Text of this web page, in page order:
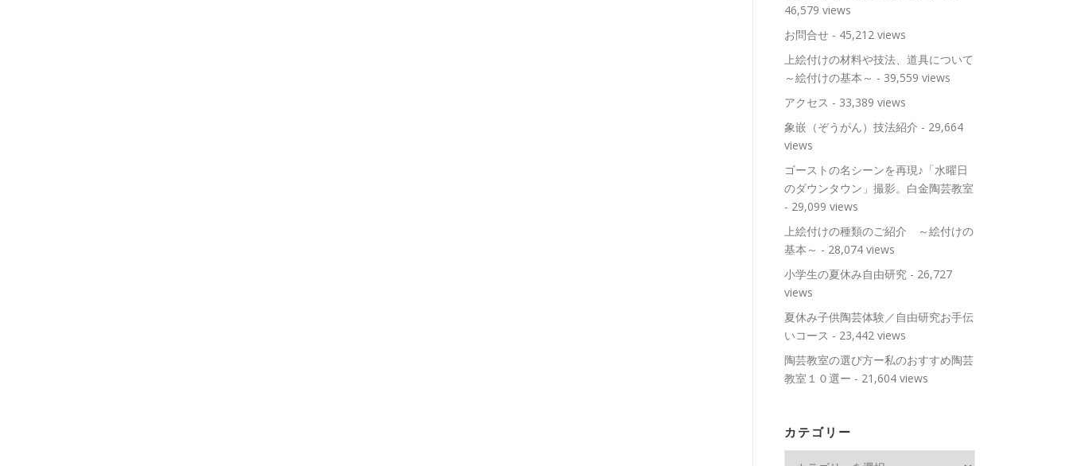
46,579 views
お問合せ - 45,212 views
上絵付けの材料や技法、道具について
～絵付けの基本～ - 39,559 views
アクセス - 33,389 views
象嵌（ぞうがん）技法紹介 - 29,664
views
ゴーストの名シーンを再現♪「水曜日
のダウンタウン」撮影。白金陶芸教室
- 29,099 views
上絵付けの種類のご紹介 ～絵付けの
基本～ - 28,074 views
小学生の夏休み自由研究 - 26,727
views
夏休み子供陶芸体験／自由研究お手伝
いコース - 23,442 views
陶芸教室の選び方ー私のおすすめ陶芸
教室１０選ー - 21,604 views
カテゴリー